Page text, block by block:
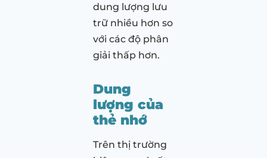
dung lượng lưu
trữ nhiều hơn so
với các độ phân
giải thấp hơn.
Dung
lượng của
thẻ nhớ
Trên thị trường